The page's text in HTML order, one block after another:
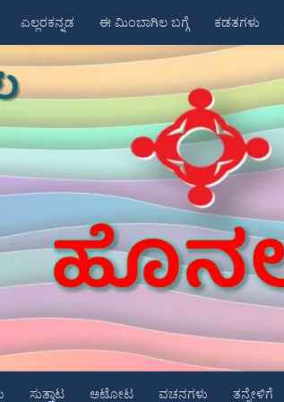
ಎಲ್ಲರಕನ್ನಡ ಈ ಮಿಂಬಾಗಿಲ ಬಗ್ಗೆ ಕಡತಗಳು
ಸುತ್ತಾಟ ಆಟೋಟ ವಚನಗಳು ತನ್ನೇಳಿಗೆ